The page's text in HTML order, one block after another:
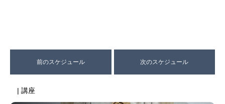
前のスケジュール 次のスケジュール
| 講座